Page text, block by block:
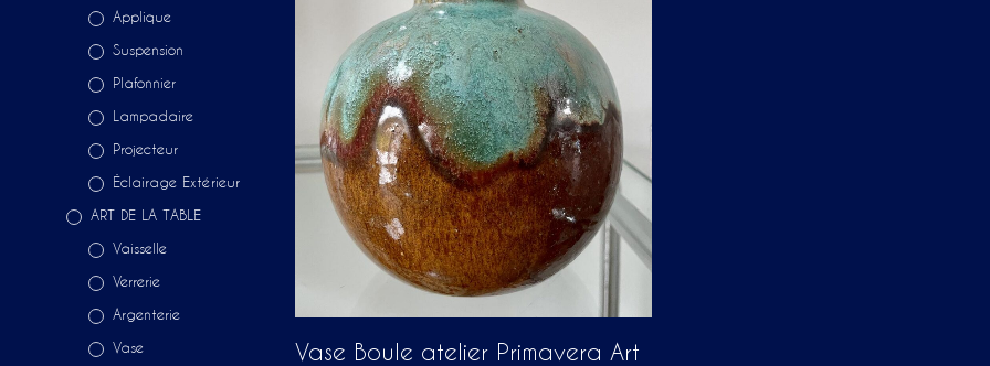
Applique
Suspension
Plafonnier
Lampadaire
Projecteur
Éclairage Extérieur
ART DE LA TABLE
Vaisselle
Verrerie
Argenterie
Vase
Vase Boule atelier Primavera Art